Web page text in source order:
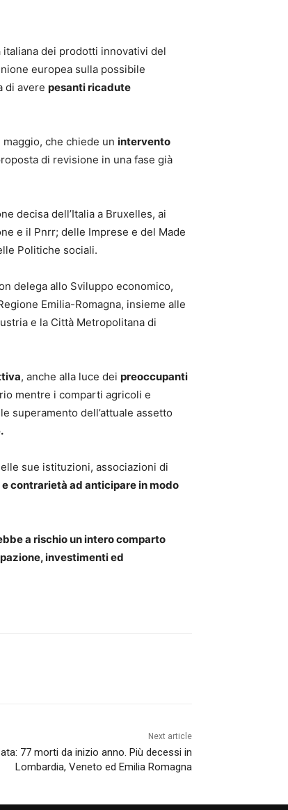
dei prodotti innovativi del
europea sulla possibile
di avere pesanti ricadute
che chiede un intervento
di revisione in una fase già
decisa dell’Italia a Bruxelles, ai
e il Pnrr; delle Imprese e del Made
Politiche sociali.
delega allo Sviluppo economico,
Emilia-Romagna, insieme alle
e la Città Metropolitana di
, anche alla luce dei preoccupanti
mentre i comparti agricoli e
superamento dell’attuale assetto
sue istituzioni, associazioni di
contrarietà ad anticipare in modo
a rischio un intero comparto
investimenti ed
Next article
77 morti da inizio anno. Più decessi in
Lombardia, Veneto ed Emilia Romagna